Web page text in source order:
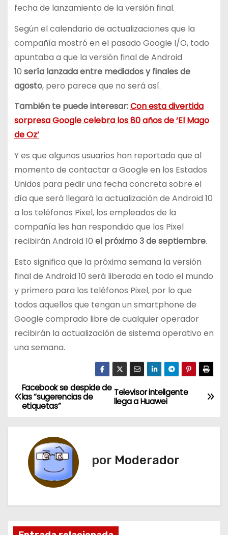
fecha de lanzamiento de la versión final.
Según el calendario de actualizaciones que la
compañía mostró en el pasado Google I/O, todo
apuntaba a que la versión final de Android
10 sería lanzada entre mediados y finales de
agosto, pero parece que no será así.
También te puede interesar:Con esta divertida
sorpresa Google celebra los 80 años de ‘El Mago
de Oz’
Y es que algunos usuarios han reportado que al
momento de contactar a Google en los Estados
Unidos para pedir una fecha concreta sobre el
día que será llegará la actualización de Android 10
a los teléfonos Pixel, los empleados de la
compañía les han respondido que los Pixel
recibirán Android 10 el próximo 3 de septiembre.
Esto significa que la próxima semana la versión
final de Android 10 será liberada en todo el mundo
y primero para los teléfonos Pixel, por lo que
todos aquellos que tengan un smartphone de
Google comprado libre de cualquier operador
recibirán la actualización de sistema operativo en
una semana.
N
a
c
Televisor inteligente
llega a Huawei
Facebook se despide de
las “sugerencias de
etiquetas”
por Moderador